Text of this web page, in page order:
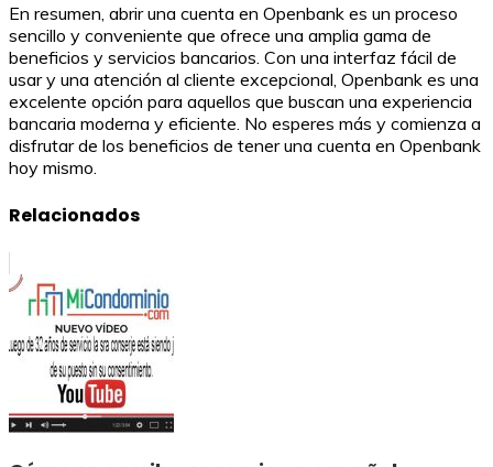
En resumen, abrir una cuenta en Openbank es un proceso
sencillo y conveniente que ofrece una amplia gama de
beneficios y servicios bancarios. Con una interfaz fácil de
usar y una atención al cliente excepcional, Openbank es una
excelente opción para aquellos que buscan una experiencia
bancaria moderna y eficiente. No esperes más y comienza a
disfrutar de los beneficios de tener una cuenta en Openbank
hoy mismo.
Relacionados